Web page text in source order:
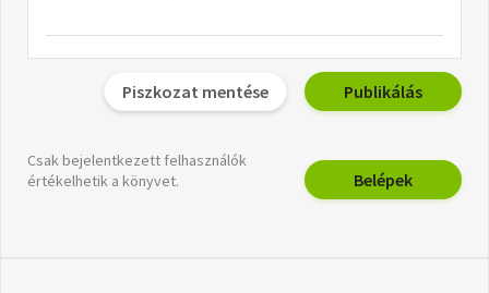
Piszkozat mentése Publikálás
Csak bejelentkezett felhasználók
értékelhetik a könyvet.
Belépek